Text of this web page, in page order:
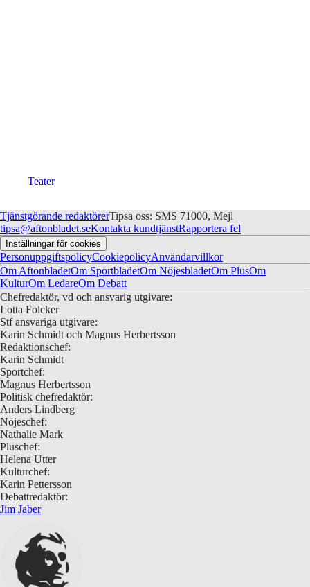
Teater
Tjänstgörande redaktörerTipsa oss: SMS 71000, Mejl
tipsa@aftonbladet.seKontakta kundtjänstRapportera fel
Inställningar för cookies
PersonuppgiftspolicyCookiepolicyAnvändarvillkor
Om AftonbladetOm SportbladetOm NöjesbladetOm PlusOm
KulturOm LedareOm Debatt
Chefredaktör, vd och ansvarig utgivare:
Lotta Folcker
Stf ansvariga utgivare:
Karin Schmidt och Magnus Herbertsson
Redaktionschef:
Karin Schmidt
Sportchef:
Magnus Herbertsson
Politisk chefredaktör:
Anders Lindberg
Nöjeschef:
Nathalie Mark
Pluschef:
Helena Utter
Kulturchef:
Karin Pettersson
Debattredaktör:
Jim Jaber